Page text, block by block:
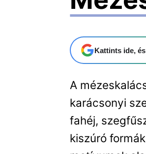
Kattints ide,
A
karácsonyi
fahéj,
kiszúró